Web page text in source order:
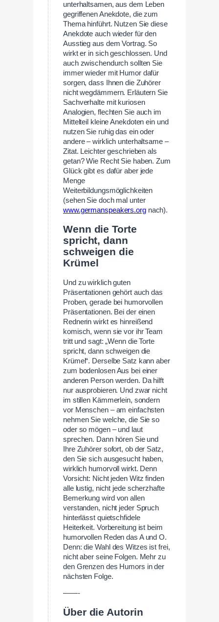
unterhaltsamen, aus dem Leben
gegriffenen Anekdote, die zum
Thema hinführt. Nutzen Sie diese
Anekdote auch wieder für den
Ausstieg aus dem Vortrag. So
wirkt er in sich geschlossen. Und
auch zwischendurch sollten Sie
immer wieder mit Humor dafür
sorgen, dass Ihnen die Zuhörer
nicht wegdämmern. Erläutern Sie
Sachverhalte mit kuriosen
Analogien, flechten Sie auch im
Mittelteil kleine Anekdoten ein und
nutzen Sie ruhig das ein oder
andere – wirklich unterhaltsame –
Zitat. Leichter geschrieben als
getan? Wie Recht Sie haben. Zum
Glück gibt es dafür aber jede
Menge
Weiterbildungsmöglichkeiten
(sehen Sie doch mal unter
www.germanspeakers.orgnach).
Wenn die Torte
spricht, dann
schweigen die
Krümel
Und zu wirklich guten
Präsentationen gehört auch das
Proben, gerade bei humorvollen
Präsentationen. Bei der einen
Rednerin wirkt es hinreißend
komisch, wenn sie vor ihr Team
tritt und sagt: „Wenn die Torte
spricht, dann schweigen die
Krümel“. Derselbe Satz kann aber
zum bodenlosen Aus bei einer
anderen Person werden. Da hilft
nur ausprobieren. Und zwar nicht
im stillen Kämmerlein, sondern
vor Menschen – am einfachsten
nehmen Sie welche, die Sie so
oder so mögen – und laut
sprechen. Dann hören Sie und
Ihre Zuhörer sofort, ob der Satz,
den Sie sich ausgesucht haben,
wirklich humorvoll wirkt. Denn
Vorsicht: Nicht jeden Witz finden
alle lustig, nicht jede scherzhafte
Bemerkung wird von allen
verstanden, nicht jeder Spruch
hinterlässt quietschfidele
Heiterkeit. Vorbereitung ist beim
humorvollen Reden das A und O.
Denn: die Wahl des Witzes ist frei,
nicht aber seine Folgen. Mehr zu
den Grenzen des Humors in der
nächsten Folge.
——-
Über die Autorin